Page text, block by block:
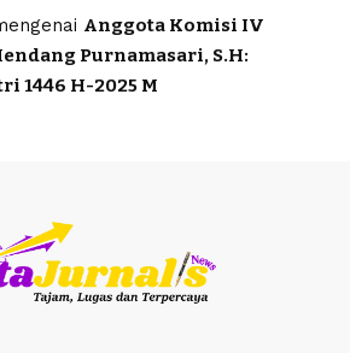
Anggota Komisi IV
Purnamasari, S.H:
1446 H-2025 M